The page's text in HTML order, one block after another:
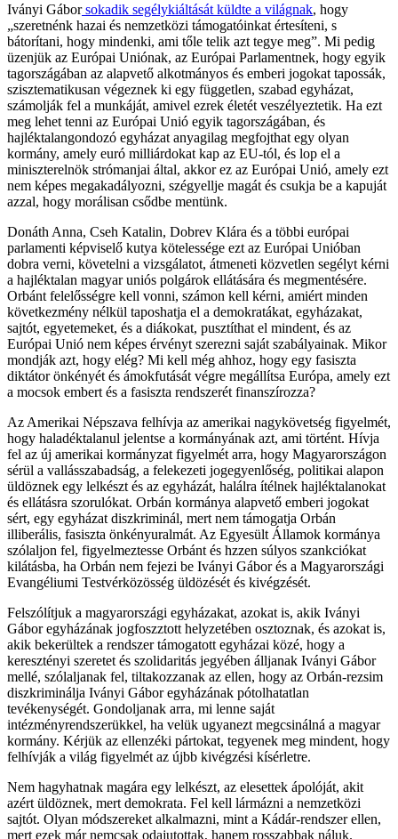
Iványi Gáborsokadik segélykiáltását küldte a világnak, hogy
„szeretnénk hazai és nemzetközi támogatóinkat értesíteni, s
bátorítani, hogy mindenki, ami tőle telik azt tegye meg”. Mi pedig
üzenjük az Európai Uniónak, az Európai Parlamentnek, hogy egyik
tagországában az alapvető alkotmányos és emberi jogokat tapossák,
szisztematikusan végeznek ki egy független, szabad egyházat,
számolják fel a munkáját, amivel ezrek életét veszélyeztetik. Ha ezt
meg lehet tenni az Európai Unió egyik tagországában, és
hajléktalangondozó egyházat anyagilag megfojthat egy olyan
kormány, amely euró milliárdokat kap az EU-tól, és lop el a
miniszterelnök strómanjai által, akkor ez az Európai Unió, amely ezt
nem képes megakadályozni, szégyellje magát és csukja be a kapuját
azzal, hogy morálisan csődbe mentünk.
Donáth Anna, Cseh Katalin, Dobrev Klára és a többi európai
parlamenti képviselő kutya kötelessége ezt az Európai Unióban
dobra verni, követelni a vizsgálatot, átmeneti közvetlen segélyt kérni
a hajléktalan magyar uniós polgárok ellátására és megmentésére.
Orbánt felelősségre kell vonni, számon kell kérni, amiért minden
következmény nélkül taposhatja el a demokratákat, egyházakat,
sajtót, egyetemeket, és a diákokat, pusztíthat el mindent, és az
Európai Unió nem képes érvényt szerezni saját szabályainak. Mikor
mondják azt, hogy elég? Mi kell még ahhoz, hogy egy fasiszta
diktátor önkényét és ámokfutását végre megállítsa Európa, amely ezt
a mocsok embert és a fasiszta rendszerét finanszírozza?
Az Amerikai Népszava felhívja az amerikai nagykövetség figyelmét,
hogy haladéktalanul jelentse a kormányának azt, ami történt. Hívja
fel az új amerikai kormányzat figyelmét arra, hogy Magyarországon
sérül a vallásszabadság, a felekezeti jogegyenlőség, politikai alapon
üldöznek egy lelkészt és az egyházát, halálra ítélnek hajléktalanokat
és ellátásra szorulókat. Orbán kormánya alapvető emberi jogokat
sért, egy egyházat diszkriminál, mert nem támogatja Orbán
illiberális, fasiszta önkényuralmát. Az Egyesült Államok kormánya
szólaljon fel, figyelmeztesse Orbánt és hzzen súlyos szankciókat
kilátásba, ha Orbán nem fejezi be Iványi Gábor és a Magyarországi
Evangéliumi Testvérközösség üldözését és kivégzését.
Felszólítjuk a magyarországi egyházakat, azokat is, akik Iványi
Gábor egyházának jogfoszztott helyzetében osztoznak, és azokat is,
akik bekerültek a rendszer támogatott egyházai közé, hogy a
keresztényi szeretet és szolidaritás jegyében álljanak Iványi Gábor
mellé, szólaljanak fel, tiltakozzanak az ellen, hogy az Orbán-rezsim
diszkriminálja Iványi Gábor egyházának pótolhatatlan
tevékenységét. Gondoljanak arra, mi lenne saját
intézményrendszerükkel, ha velük ugyanezt megcsinálná a magyar
kormány. Kérjük az ellenzéki pártokat, tegyenek meg mindent, hogy
felhívják a világ figyelmét az újbb kivégzési kísérletre.
Nem hagyhatnak magára egy lelkészt, az elesettek ápolóját, akit
azért üldöznek, mert demokrata. Fel kell lármázni a nemzetközi
sajtót. Olyan módszereket alkalmazni, mint a Kádár-rendszer ellen,
mert ezek már nemcsak odajutottak, hanem rosszabbak náluk.